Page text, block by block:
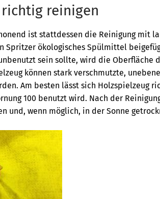
reinigen
ist stattdessen die Reinigung mit
Spritzer ökologisches Spülmittel
sein sollte, wird die Oberfläche
können stark verschmutzte,
Am besten lässt sich Holzspielzeug
100 benutzt wird. Nach der
und, wenn möglich, in der Sonne